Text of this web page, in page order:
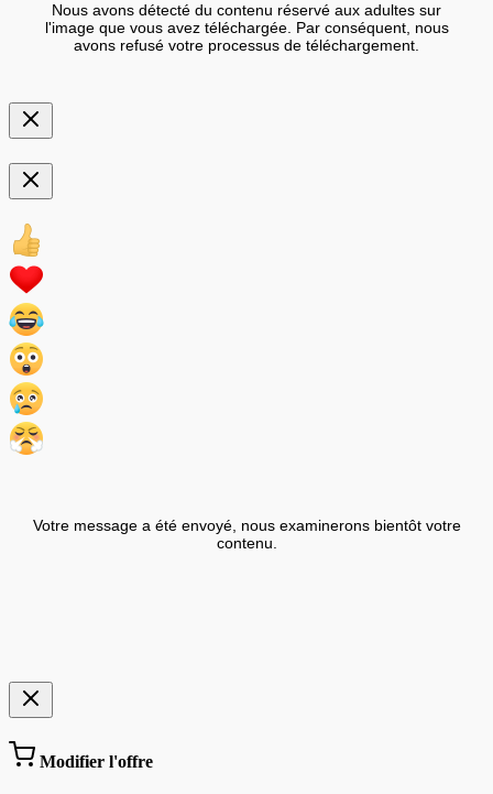
Nous avons détecté du contenu réservé aux adultes sur
l'image que vous avez téléchargée. Par conséquent, nous
avons refusé votre processus de téléchargement.
Votre message a été envoyé, nous examinerons bientôt votre
contenu.
Modifier l'offre